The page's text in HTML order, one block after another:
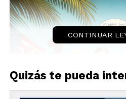
CONTINUAR
Quizás te pueda